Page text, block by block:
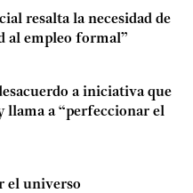
resalta la necesidad de
al empleo formal”
a iniciativa que
llama a “perfeccionar el
el universo